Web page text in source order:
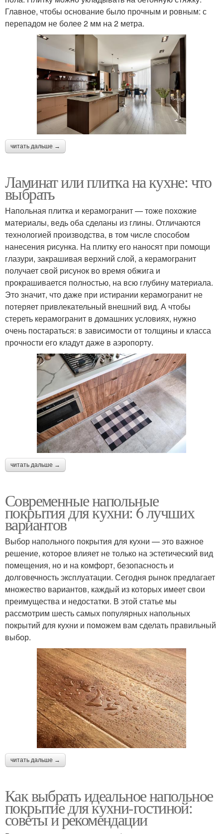
Главное, чтобы основание было прочным и ровным: с
перепадом не более 2 мм на 2 метра.
читать дальше →
Ламинат или плитка на кухне: что
выбрать
Напольная плитка и керамогранит — тоже похожие
материалы, ведь оба сделаны из глины. Отличаются
технологией производства, в том числе способом
нанесения рисунка. На плитку его наносят при помощи
глазури, закрашивая верхний слой, а керамогранит
получает свой рисунок во время обжига и
прокрашивается полностью, на всю глубину материала.
Это значит, что даже при истирании керамогранит не
потеряет привлекательный внешний вид. А чтобы
стереть керамогранит в домашних условиях, нужно
очень постараться: в зависимости от толщины и класса
прочности его кладут даже в аэропорту.
читать дальше →
Современные напольные
покрытия для кухни: 6 лучших
вариантов
Выбор напольного покрытия для кухни — это важное
решение, которое влияет не только на эстетический вид
помещения, но и на комфорт, безопасность и
долговечность эксплуатации. Сегодня рынок предлагает
множество вариантов, каждый из которых имеет свои
преимущества и недостатки. В этой статье мы
рассмотрим шесть самых популярных напольных
покрытий для кухни и поможем вам сделать правильный
выбор.
читать дальше →
Как выбрать идеальное напольное
покрытие для кухни-гостиной:
советы и рекомендации